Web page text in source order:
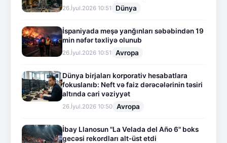
26.İyul.2026 10:51 Dünya
İspaniyada meşə yanğınları səbəbindən 19
min nəfər təxliyə olunub
26.İyul.2026 10:51 Avropa
Dünya birjaları korporativ hesabatlara
fokuslanıb: Neft və faiz dərəcələrinin təsiri
altında cari vəziyyət
26.İyul.2026 10:50 Avropa
İbay Llanosun "La Velada del Año 6" boks
gecəsi rekordları alt-üst etdi